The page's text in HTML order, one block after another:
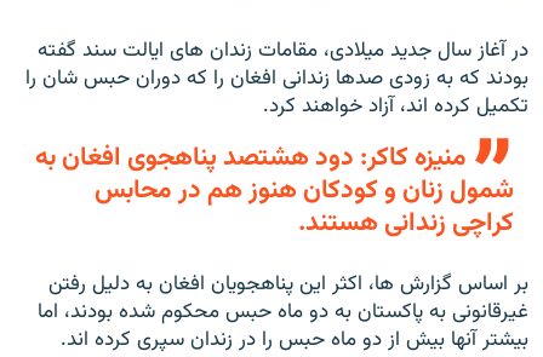
در آغاز سال جدید میلادی، مقامات زندان های ایالت سند گفته
بودند که به زودی صدها زندانی افغان را که دوران حبس شان را
تکمیل کرده اند، آزاد خواهند کرد.
منیزه کاکر: دود هشتصد پناهجوی افغان به
شمول زنان و کودکان هنوز هم در محابس
کراچی زندانی هستند.
بر اساس گزارش ها، اکثر این پناهجویان افغان به دلیل رفتن
غیرقانونی به پاکستان به دو ماه حبس محکوم شده بودند، اما
بیشتر آنها بیش از دو ماه حبس را در زندان سپری کرده اند.